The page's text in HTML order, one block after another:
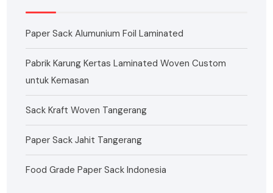
Paper Sack Alumunium Foil Laminated
Pabrik Karung Kertas Laminated Woven Custom
untuk Kemasan
Sack Kraft Woven Tangerang
Paper Sack Jahit Tangerang
Food Grade Paper Sack Indonesia